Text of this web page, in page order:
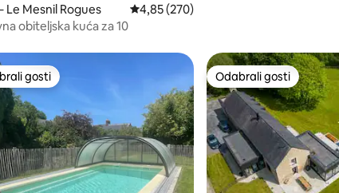
5, recenzija: 134
Le Mesnil Rogues Prosječna ocjena: 4,85/5, recenzija: 270
4,85 (270)
obiteljska kuća za 10
gosti
gosti Odabrali gosti
Odabrali gosti